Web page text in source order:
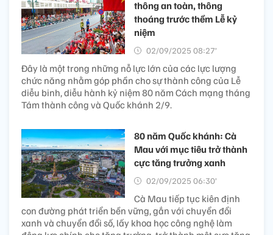
thông an toàn, thông
thoáng trước thềm Lễ kỷ
niệm
02/09/2025 08:27’
Đây là một trong những nỗ lực lớn của các lực lượng
chức năng nhằm góp phần cho sự thành công của Lễ
diễu binh, diễu hành kỷ niệm 80 năm Cách mạng tháng
Tám thành công và Quốc khánh 2/9.
80 năm Quốc khánh: Cà
Mau với mục tiêu trở thành
cực tăng trưởng xanh
02/09/2025 06:30’
Cà Mau tiếp tục kiên định
con đường phát triển bền vững, gắn với chuyển đổi
xanh và chuyển đổi số, lấy khoa học công nghệ làm